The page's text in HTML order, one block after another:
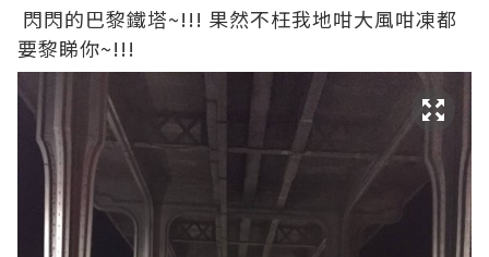
閃閃的巴黎鐵塔~!!! 果然不枉我地咁大風咁凍都
要黎睇你~!!!